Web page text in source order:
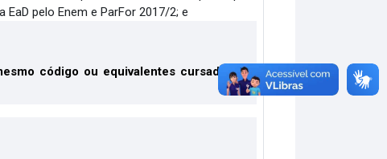
pelo Enem e ParFor 2017/2; e
código ou equivalentes cursadasna